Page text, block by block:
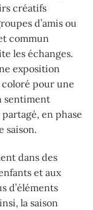
créatifs
d’amis ou
commun
les échanges.
exposition
pour une
sentiment
en phase
saison.
dans des
et aux
d’éléments
la saison